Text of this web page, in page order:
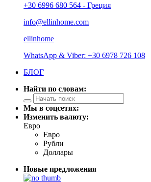
+30 6996 680 564 - Греция
info@ellinhome.com
ellinhome
WhatsApp & Viber: +30 6978 726 108
БЛОГ
Найти по словам:
Мы в соцсетях:
Изменить валюту:
Евро
Евро
Рубли
Доллары
Новые предложения